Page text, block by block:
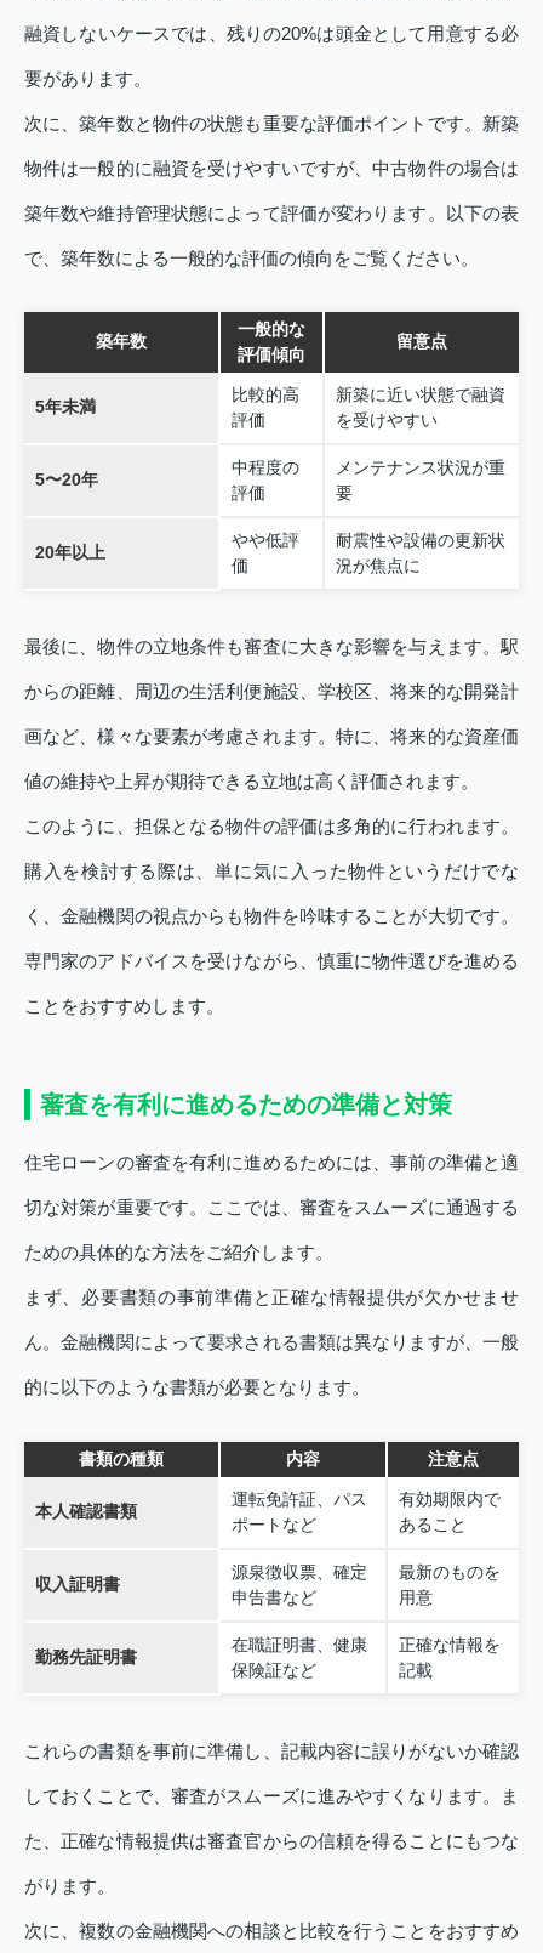
融資しないケースでは、残りの20%は頭金として用意する必
要があります。
次に、築年数と物件の状態も重要な評価ポイントです。新築
物件は一般的に融資を受けやすいですが、中古物件の場合は
築年数や維持管理状態によって評価が変わります。以下の表
で、築年数による一般的な評価の傾向をご覧ください。
築年数
一般的な
評価傾向
留意点
5年未満
比較的高
評価
新築に近い状態で融資
を受けやすい
5〜20年
中程度の
評価
メンテナンス状況が重
要
20年以上
やや低評
価
耐震性や設備の更新状
況が焦点に
最後に、物件の立地条件も審査に大きな影響を与えます。駅
からの距離、周辺の生活利便施設、学校区、将来的な開発計
画など、様々な要素が考慮されます。特に、将来的な資産価
値の維持や上昇が期待できる立地は高く評価されます。
このように、担保となる物件の評価は多角的に行われます。
購入を検討する際は、単に気に入った物件というだけでな
く、金融機関の視点からも物件を吟味することが大切です。
専門家のアドバイスを受けながら、慎重に物件選びを進める
ことをおすすめします。
審査を有利に進めるための準備と対策
住宅ローンの審査を有利に進めるためには、事前の準備と適
切な対策が重要です。ここでは、審査をスムーズに通過する
ための具体的な方法をご紹介します。
まず、必要書類の事前準備と正確な情報提供が欠かせませ
ん。金融機関によって要求される書類は異なりますが、一般
的に以下のような書類が必要となります。
書類の種類 内容 注意点
本人確認書類
運転免許証、パス
ポートなど
有効期限内で
あること
収入証明書
源泉徴収票、確定
申告書など
最新のものを
用意
勤務先証明書
在職証明書、健康
保険証など
正確な情報を
記載
これらの書類を事前に準備し、記載内容に誤りがないか確認
しておくことで、審査がスムーズに進みやすくなります。ま
た、正確な情報提供は審査官からの信頼を得ることにもつな
がります。
次に、複数の金融機関への相談と比較を行うことをおすすめ